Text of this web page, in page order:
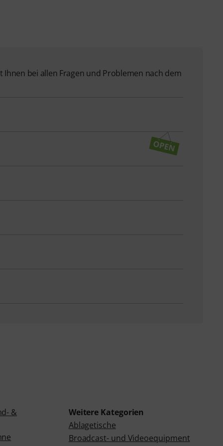
bei allen Fragen und Problemen nach dem
&
Weitere Kategorien
Ablagetische
Broadcast- und Videoequipment